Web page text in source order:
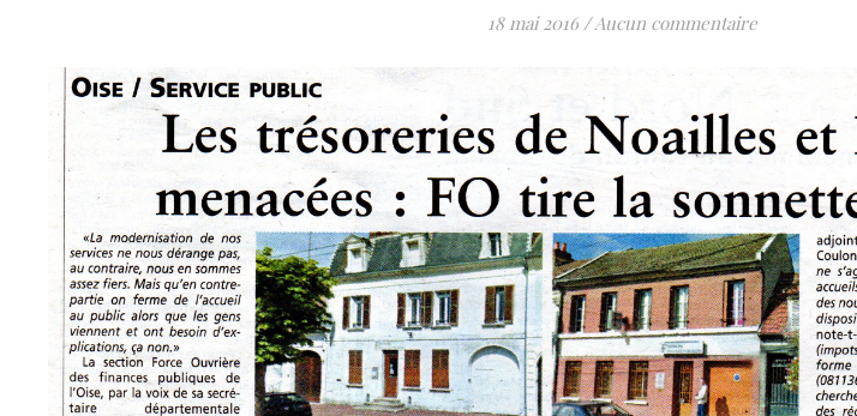
18 mai 2016 /Aucun commentaire